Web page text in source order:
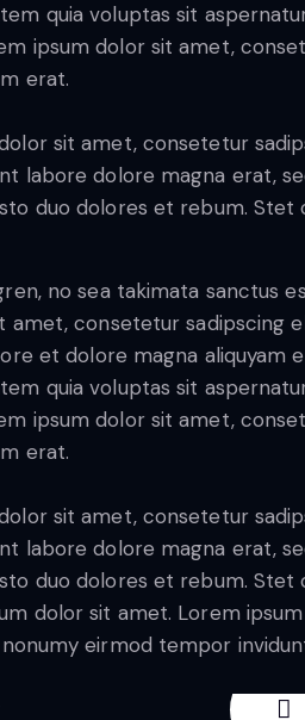
quia voluptas sit
ipsum dolor sit amet,
erat.
sit amet, consetetur
labore dolore magna erat,
duo dolores et rebum. Stet
no sea takimata sanctus
amet, consetetur sadipscing
et dolore magna aliquyam
quia voluptas sit
ipsum dolor sit amet,
erat.
sit amet, consetetur
labore dolore magna erat,
duo dolores et rebum. Stet
dolor sit amet. Lorem
eirmod tempor